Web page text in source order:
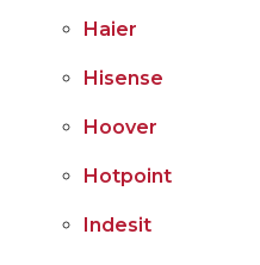
Haier
Hisense
Hoover
Hotpoint
Indesit